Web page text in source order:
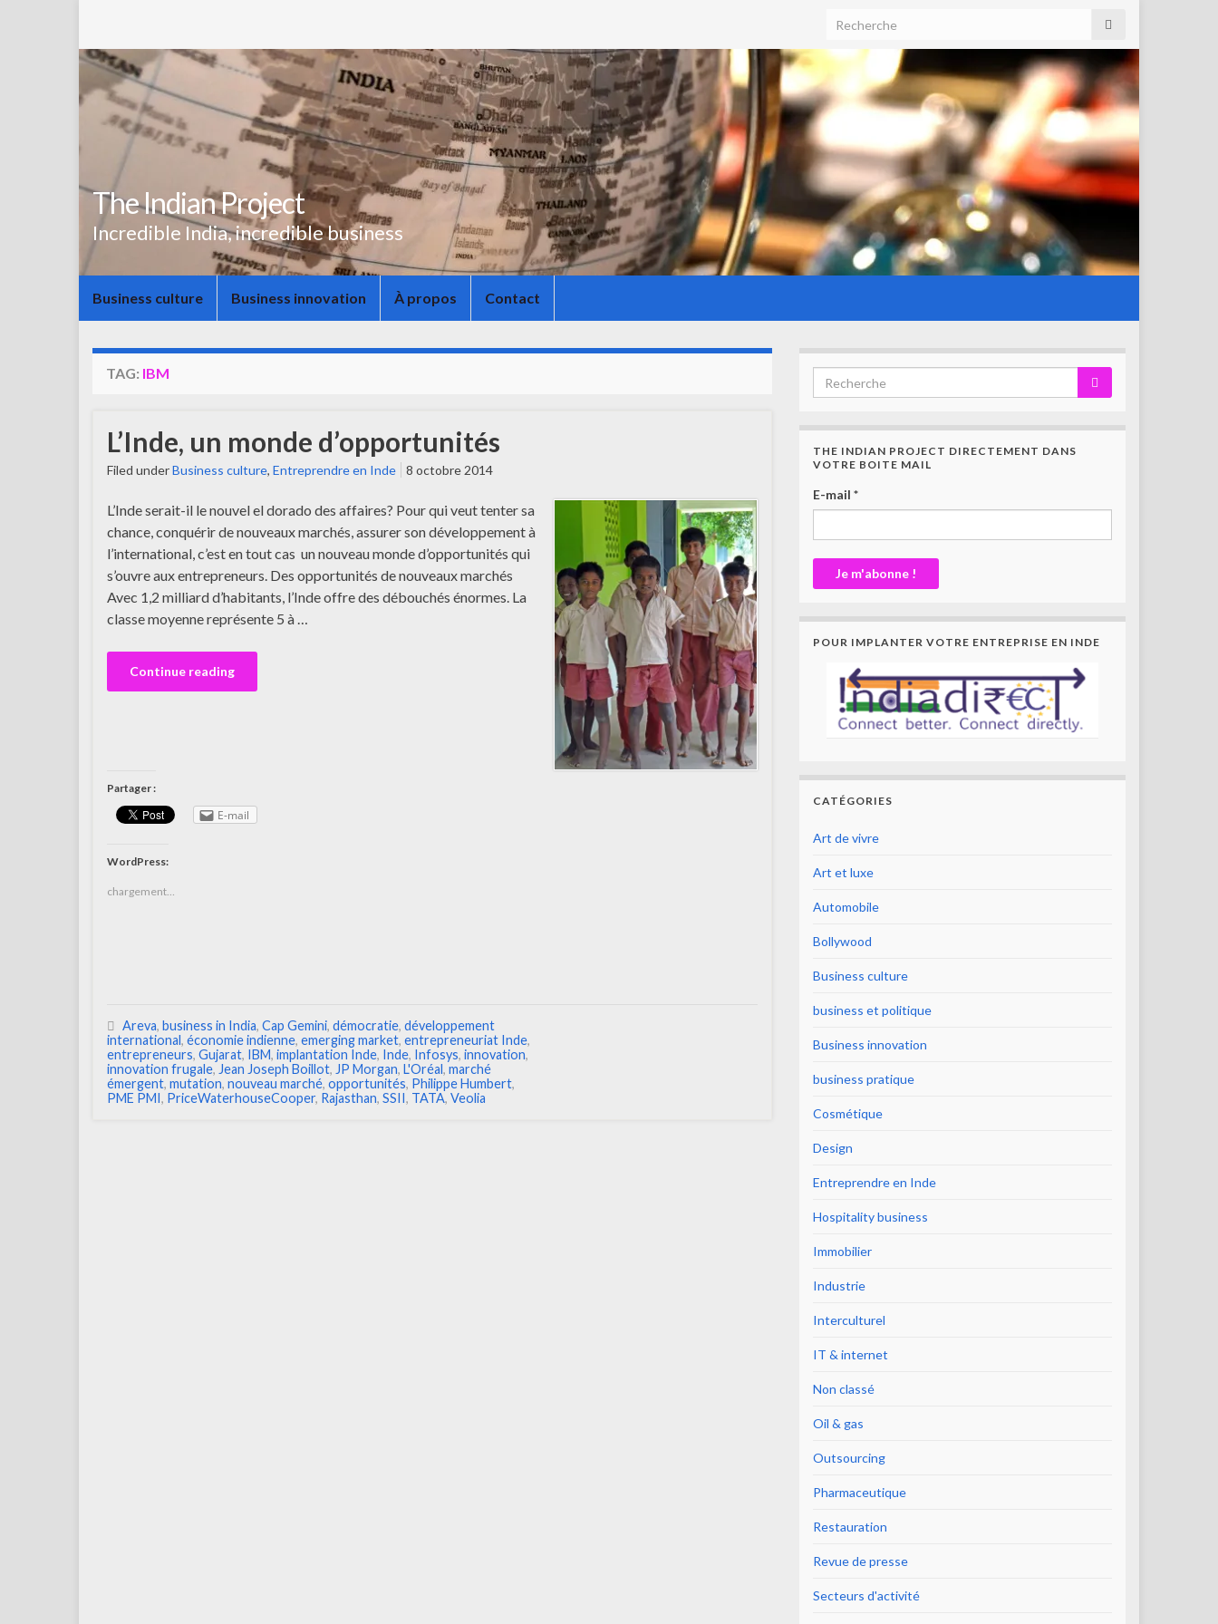
The Indian Project
Incredible India, incredible business
Business culture Business innovation À propos Contact
TAG: IBM
L’Inde, un monde d’opportunités
Filed underBusiness culture, Entreprendre en Inde 8 octobre 2014
L’Inde serait-il le nouvel el dorado des affaires? Pour qui veut tenter sa
chance, conquérir de nouveaux marchés, assurer son développement à
l’international, c’est en tout cas un nouveau monde d’opportunités qui
s’ouvre aux entrepreneurs. Des opportunités de nouveaux marchés
Avec 1,2 milliard d’habitants, l’Inde offre des débouchés énormes. La
classe moyenne représente 5 à …
Continue reading
Partager :
E-mail
WordPress:
chargement…
Areva, business in India, Cap Gemini, démocratie, développement
international, économie indienne, emerging market, entrepreneuriat Inde,
entrepreneurs, Gujarat, IBM, implantation Inde, Inde, Infosys, innovation,
innovation frugale, Jean Joseph Boillot, JP Morgan, L'Oréal, marché
émergent, mutation, nouveau marché, opportunités, Philippe Humbert,
PME PMI, PriceWaterhouseCooper, Rajasthan, SSII, TATA, Veolia
THE INDIAN PROJECT DIRECTEMENT DANS
VOTRE BOITE MAIL
E-mail *
POUR IMPLANTER VOTRE ENTREPRISE EN INDE
CATÉGORIES
Art de vivre
Art et luxe
Automobile
Bollywood
Business culture
business et politique
Business innovation
business pratique
Cosmétique
Design
Entreprendre en Inde
Hospitality business
Immobilier
Industrie
Interculturel
IT & internet
Non classé
Oil & gas
Outsourcing
Pharmaceutique
Restauration
Revue de presse
Secteurs d'activité